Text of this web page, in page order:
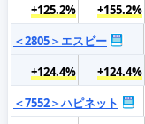
+125.2%
+155.2%
＜2805＞エスビー
+124.4%
+124.4%
＜7552＞ハピネット